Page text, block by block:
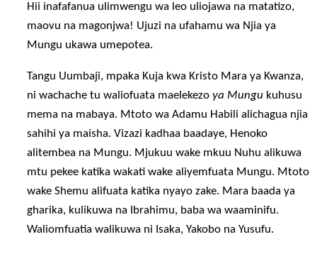
Hii inafafanua ulimwengu wa leo uliojawa na matatizo,
maovu na magonjwa! Ujuzi na ufahamu wa Njia ya
Mungu ukawa umepotea.
Tangu Uumbaji, mpaka Kuja kwa Kristo Mara ya Kwanza,
ni wachache tu waliofuata maelekezoya Mungu kuhusu
mema na mabaya. Mtoto wa Adamu Habili alichagua njia
sahihi ya maisha. Vizazi kadhaa baadaye, Henoko
alitembea na Mungu. Mjukuu wake mkuu Nuhu alikuwa
mtu pekee katika wakati wake aliyemfuata Mungu. Mtoto
wake Shemu alifuata katika nyayo zake. Mara baada ya
gharika, kulikuwa na Ibrahimu, baba wa waaminifu.
Waliomfuatia walikuwa ni Isaka, Yakobo na Yusufu.